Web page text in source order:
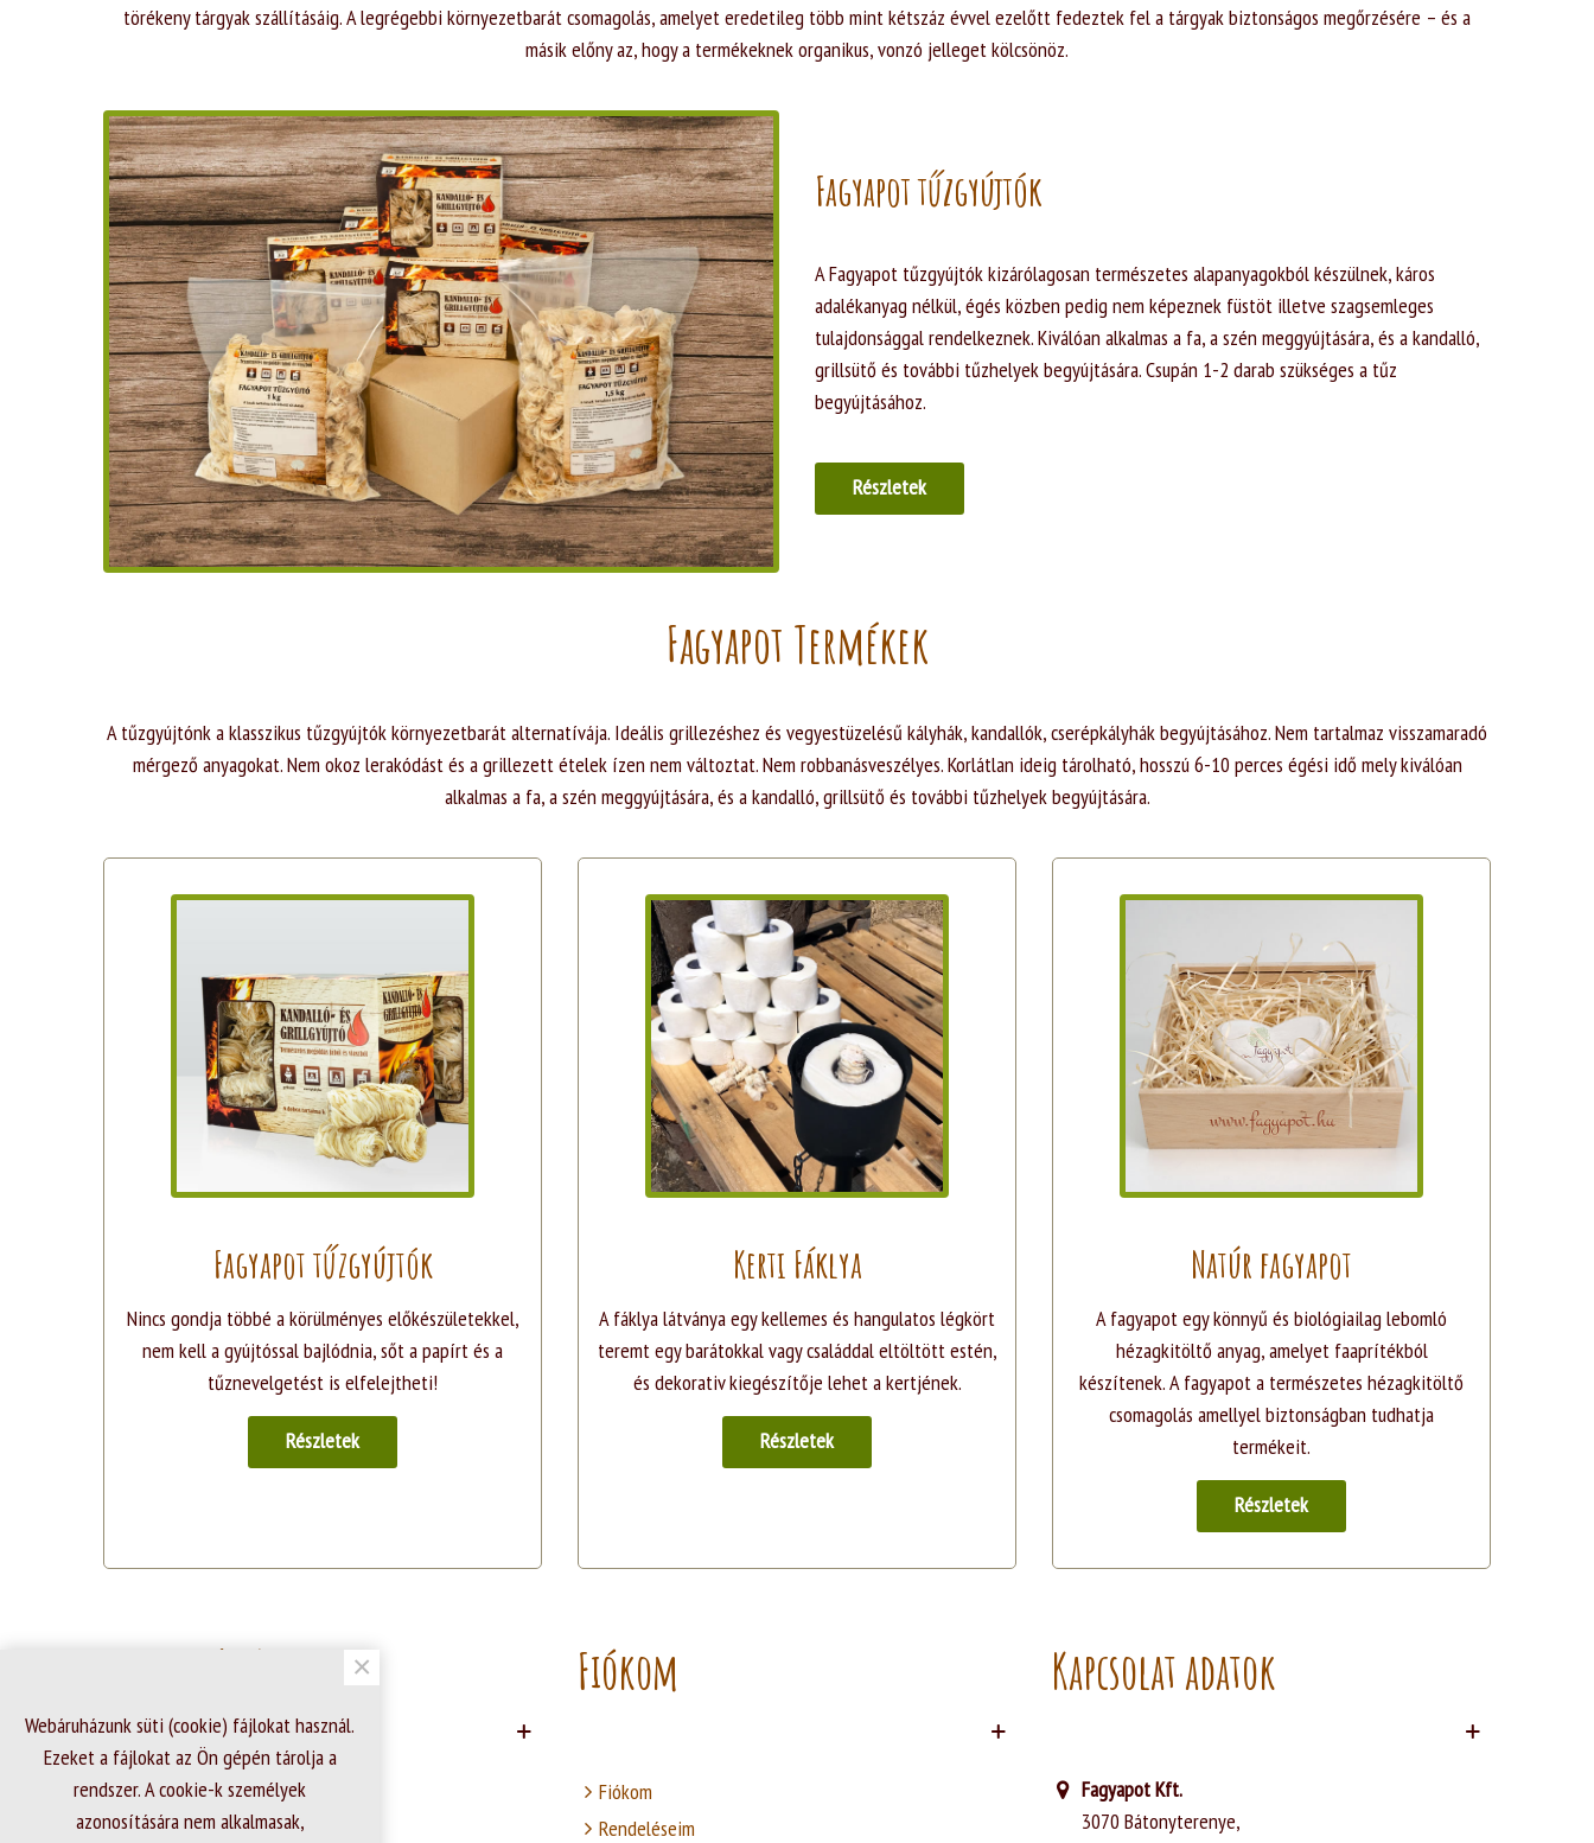
törékeny tárgyak szállításáig. A legrégebbi környezetbarát csomagolás, amelyet eredetileg több mint kétszáz évvel ezelőtt fedeztek fel a tárgyak biztonságos megőrzésére – és a
másik előny az, hogy a termékeknek organikus, vonzó jelleget kölcsönöz.
Fagyapot tűzgyújtók
A Fagyapot tűzgyújtók kizárólagosan természetes alapanyagokból készülnek, káros
adalékanyag nélkül, égés közben pedig nem képeznek füstöt illetve szagsemleges
tulajdonsággal rendelkeznek. Kiválóan alkalmas a fa, a szén meggyújtására, és a kandalló,
grillsütő és további tűzhelyek begyújtására. Csupán 1-2 darab szükséges a tűz
begyújtásához.
Részletek
Fagyapot Termékek
A tűzgyújtónk a klasszikus tűzgyújtók környezetbarát alternatívája. Ideális grillezéshez és vegyestüzelésű kályhák, kandallók, cserépkályhák begyújtásához. Nem tartalmaz visszamaradó
mérgező anyagokat. Nem okoz lerakódást és a grillezett ételek ízen nem változtat. Nem robbanásveszélyes. Korlátlan ideig tárolható, hosszú 6-10 perces égési idő mely kiválóan
alkalmas a fa, a szén meggyújtására, és a kandalló, grillsütő és további tűzhelyek begyújtására.
Fagyapot tűzgyújtók
Nincs gondja többé a körülményes előkészületekkel,
nem kell a gyújtóssal bajlódnia, sőt a papírt és a
tűznevelgetést is elfelejtheti!
Részletek
Kerti Fáklya
A fáklya látványa egy kellemes és hangulatos légkört
teremt egy barátokkal vagy családdal eltöltött estén,
és dekorativ kiegészítője lehet a kertjének.
Részletek
Natúr fagyapot
A fagyapot egy könnyű és biológiailag lebomló
hézagkitöltő anyag, amelyet faaprítékból
készítenek. A fagyapot a természetes hézagkitöltő
csomagolás amellyel biztonságban tudhatja
termékeit.
Részletek
Információk
Adatvédelmi nyilatkozat
Felhasználási feltételek
Fiókom
Fiókom
Rendeléseim
Kapcsolat adatok
Fagyapot Kft.
3070 Bátonyterenye,
Webáruházunk süti (cookie) fájlokat használ.
Ezeket a fájlokat az Ön gépén tárolja a
rendszer. A cookie-k személyek
azonosítására nem alkalmasak,
×